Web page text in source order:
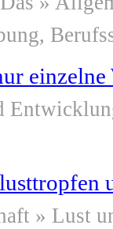
einzelne
» Lust